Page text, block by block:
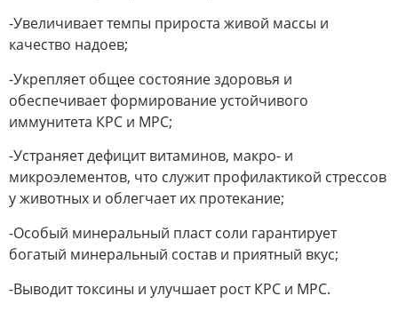
-Увеличивает темпы прироста живой массы и
качество надоев;
-Укрепляет общее состояние здоровья и
обеспечивает формирование устойчивого
иммунитета КРС и МРС;
-Устраняет дефицит витаминов, макро- и
микроэлементов, что служит профилактикой стрессов
у животных и облегчает их протекание;
-Особый минеральный пласт соли гарантирует
богатый минеральный состав и приятный вкус;
-Выводит токсины и улучшает рост КРС и МРС.